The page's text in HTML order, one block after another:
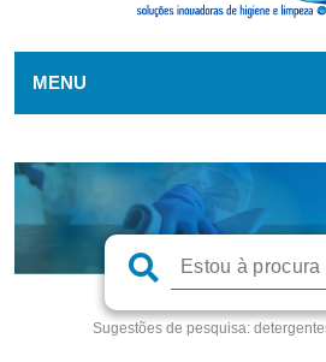
MENU
Sugestões de pesquisa: